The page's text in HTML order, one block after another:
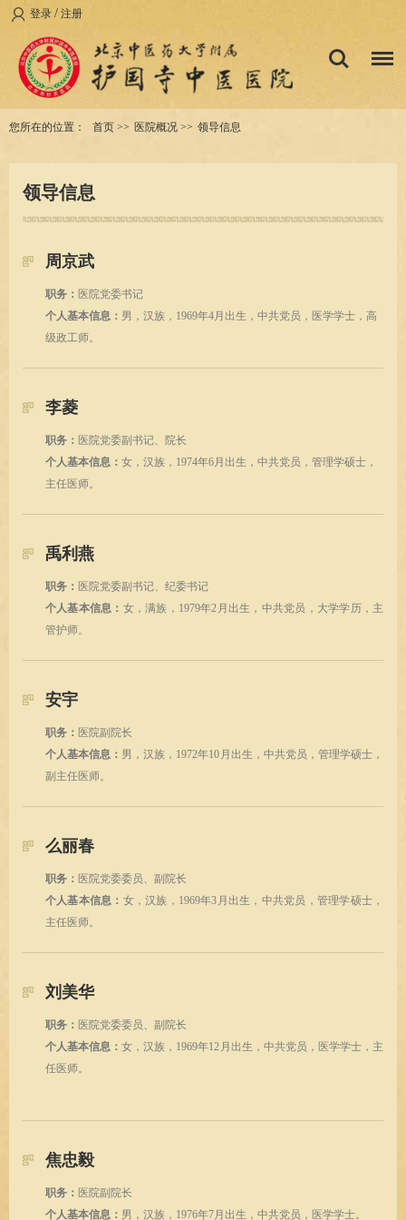
登录 / 注册
您所在的位置： 首页 >> 医院概况 >> 领导信息
领导信息
周京武
职务： 医院党委书记
个人基本信息： 男，汉族，1969年4月出生，中共党员，医学学士，高
级政工师。
李菱
职务： 医院党委副书记、院长
个人基本信息： 女，汉族，1974年6月出生，中共党员，管理学硕士，
主任医师。
禹利燕
职务： 医院党委副书记、纪委书记
个人基本信息： 女，满族，1979年2月出生，中共党员，大学学历，主
管护师。
安宇
职务： 医院副院长
个人基本信息： 男，汉族，1972年10月出生，中共党员，管理学硕士，
副主任医师。
么丽春
职务： 医院党委委员、副院长
个人基本信息： 女，汉族，1969年3月出生，中共党员，管理学硕士，
主任医师。
刘美华
职务： 医院党委委员、副院长
个人基本信息：女，汉族，1969年12月出生，中共党员，医学学士，主
任医师。
焦忠毅
职务： 医院副院长
个人基本信息： 男，汉族，1976年7月出生，中共党员，医学学士。